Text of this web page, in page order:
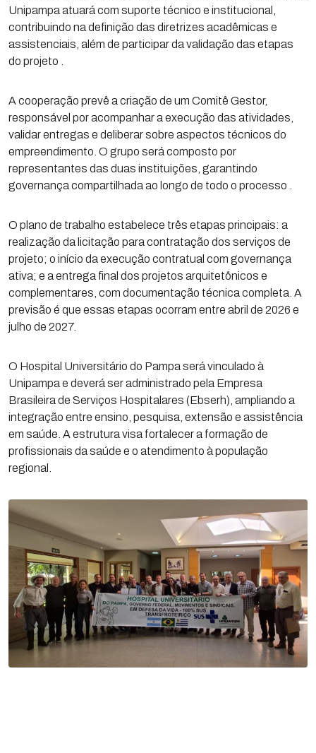
Unipampa atuará com suporte técnico e institucional,
contribuindo na definição das diretrizes acadêmicas e
assistenciais, além de participar da validação das etapas
do projeto .
A cooperação prevê a criação de um Comitê Gestor,
responsável por acompanhar a execução das atividades,
validar entregas e deliberar sobre aspectos técnicos do
empreendimento. O grupo será composto por
representantes das duas instituições, garantindo
governança compartilhada ao longo de todo o processo .
O plano de trabalho estabelece três etapas principais: a
realização da licitação para contratação dos serviços de
projeto; o início da execução contratual com governança
ativa; e a entrega final dos projetos arquitetônicos e
complementares, com documentação técnica completa. A
previsão é que essas etapas ocorram entre abril de 2026 e
julho de 2027.
O Hospital Universitário do Pampa será vinculado à
Unipampa e deverá ser administrado pela Empresa
Brasileira de Serviços Hospitalares (Ebserh), ampliando a
integração entre ensino, pesquisa, extensão e assistência
em saúde. A estrutura visa fortalecer a formação de
profissionais da saúde e o atendimento à população
regional.